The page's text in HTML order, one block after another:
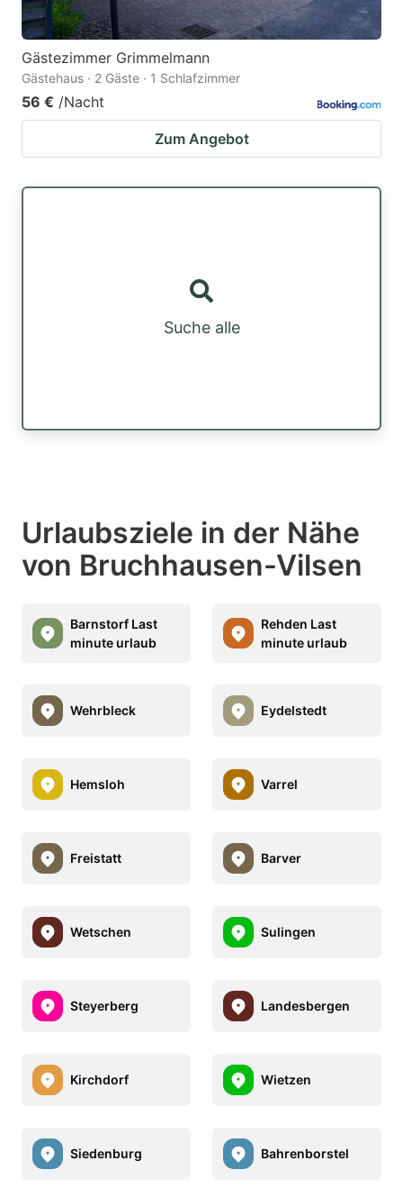
Gästezimmer Grimmelmann
Gästehaus · 2 Gäste · 1 Schlafzimmer
56 € /Nacht
Zum Angebot
Suche alle
Urlaubsziele in der Nähe
von Bruchhausen-Vilsen
Barnstorf Last
minute urlaub
Rehden Last
minute urlaub
Wehrbleck Eydelstedt
Hemsloh Varrel
Freistatt Barver
Wetschen Sulingen
Steyerberg Landesbergen
Kirchdorf Wietzen
Siedenburg Bahrenborstel